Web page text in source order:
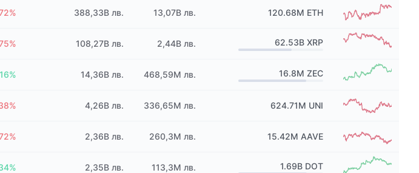
388,33B лв. 13,07B лв. 120.68M ETH
108,27B лв. 2,44B лв. 62.53B XRP
14,36B лв. 468,59M лв. 16.8M ZEC
4,26B лв. 336,65M лв. 624.71M UNI
2,36B лв. 260,3M лв. 15.42M AAVE
2,35B лв. 113,3M лв. 1.69B DOT